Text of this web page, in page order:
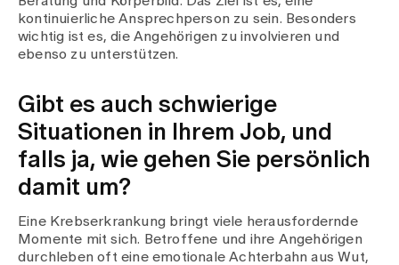
kontinuierliche Ansprechperson zu sein. Besonders
wichtig ist es, die Angehörigen zu involvieren und
ebenso zu unterstützen.
Gibt es auch schwierige
Situationen in Ihrem Job, und
falls ja, wie gehen Sie persönlich
damit um?
Eine Krebserkrankung bringt viele herausfordernde
Momente mit sich. Betroffene und ihre Angehörigen
durchleben oft eine emotionale Achterbahn aus Wut,